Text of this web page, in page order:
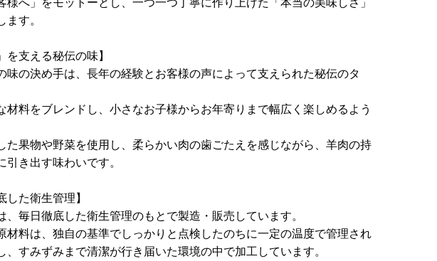
す。
を支える秘伝の味】
味の決め手は、長年の経験とお客様の声によって支えられた秘伝のタ
材料をブレンドし、小さなお子様からお年寄りまで幅広く楽しめるよう
た果物や野菜を使用し、柔らかい肉の歯ごたえを感じながら、羊肉の持
き出す味わいです。
した衛生管理】
毎日徹底した衛生管理のもとで製造・販売しています。
材料は、独自の基準でしっかりと点検したのちに一定の温度で管理され
すみずみまで清潔が行き届いた環境の中で加工しています。